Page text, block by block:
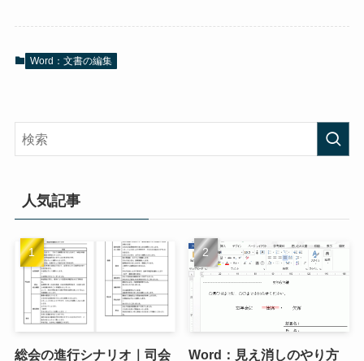
Word：文書の編集
人気記事
総会の進行シナリオ｜司会
Word：見え消しのやり方